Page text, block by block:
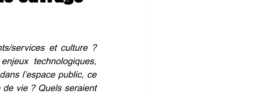
services et culture ?
technologiques,
l’espace public, ce
de vie ? Quels seraient